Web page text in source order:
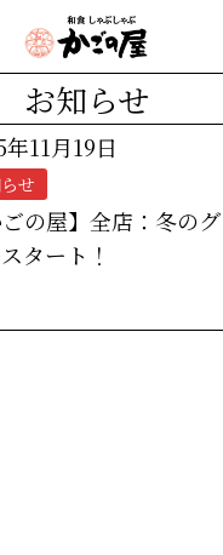
お知らせ
11月19日
せ
ごの屋】全店：冬の
タート！